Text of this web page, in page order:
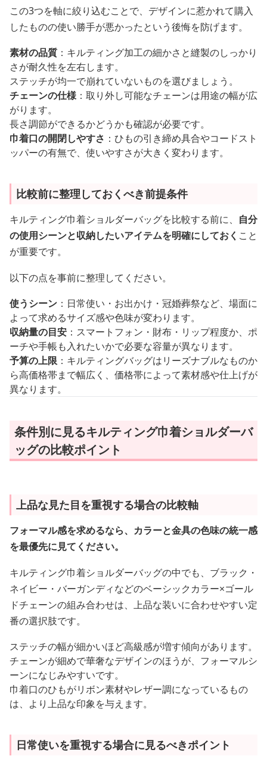
この3つを軸に絞り込むことで、デザインに惹かれて購入
したものの使い勝手が悪かったという後悔を防げます。
素材の品質 ：キルティング加工の細かさと縫製のしっかり
さが耐久性を左右します。
ステッチが均一で崩れていないものを選びましょう。
チェーンの仕様：取り外し可能なチェーンは用途の幅が広
がります。
長さ調節ができるかどうかも確認が必要です。
巾着口の開閉しやすさ ：ひもの引き締め具合やコードスト
ッパーの有無で、使いやすさが大きく変わります。
比較前に整理しておくべき前提条件
キルティング巾着ショルダーバッグを比較する前に、 自分
の使用シーンと収納したいアイテムを明確にしておく こと
が重要です。
以下の点を事前に整理してください。
使うシーン ：日常使い・お出かけ・冠婚葬祭など、場面に
よって求めるサイズ感や色味が変わります。
収納量の目安 ：スマートフォン・財布・リップ程度か、ポ
ーチや手帳も入れたいかで必要な容量が異なります。
予算の上限 ：キルティングバッグはリーズナブルなものか
ら高価格帯まで幅広く、価格帯によって素材感や仕上げが
異なります。
条件別に見るキルティング巾着ショルダーバ
ッグの比較ポイント
上品な見た目を重視する場合の比較軸
フォーマル感を求めるなら、カラーと金具の色味の統一感
を最優先に見てください。
キルティング巾着ショルダーバッグの中でも、ブラック・
ネイビー・バーガンディなどのベーシックカラー×ゴール
ドチェーンの組み合わせは、上品な装いに合わせやすい定
番の選択肢です。
ステッチの幅が細かいほど高級感が増す傾向があります。
チェーンが細めで華奢なデザインのほうが、フォーマルシ
ーンになじみやすいです。
巾着口のひもがリボン素材やレザー調になっているもの
は、より上品な印象を与えます。
日常使いを重視する場合に見るべきポイント